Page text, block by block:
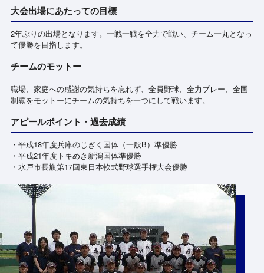
大会出場にあたっての目標
2年ぶりの出場となります。一戦一戦を全力で戦い、チーム一丸となっ
て優勝を目指します。
チームのモットー
職場、家庭への感謝の気持ちを忘れず、全員野球、全力プレー、全国
制覇をモットーにチームの気持ちを一つにして戦います。
アピールポイント・過去成績
・平成18年度兵庫のじぎく国体（一般B）準優勝
・平成21年度トキめき新潟国体準優勝
・水戸市長旗第17回東日本軟式野球選手権大会優勝